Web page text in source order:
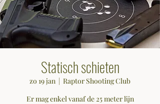
Statisch schieten
zo 19 jan
  |
Raptor Shooting Club
Er mag enkel vanaf de 25 meter lijn